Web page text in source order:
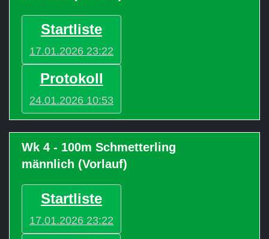
Startliste
17.01.2026 23:22
Protokoll
24.01.2026 10:53
Wk 4 - 100m Schmetterling
männlich (Vorlauf)
Startliste
17.01.2026 23:22